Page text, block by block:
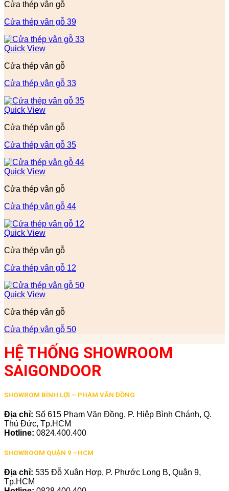
Cửa thép vân gỗ
Cửa thép vân gỗ 39
Quick View
Cửa thép vân gỗ
Cửa thép vân gỗ 33
Quick View
Cửa thép vân gỗ
Cửa thép vân gỗ 35
Quick View
Cửa thép vân gỗ
Cửa thép vân gỗ 44
Quick View
Cửa thép vân gỗ
Cửa thép vân gỗ 12
Quick View
Cửa thép vân gỗ
Cửa thép vân gỗ 50
HỆ THỐNG SHOWROOM
SAIGONDOOR
SHOWROM BÌNH LỢI – PHẠM VĂN ĐỒNG
Địa chỉ: Số 615 Phạm Văn Đồng, P. Hiệp Bình Chánh, Q.
Thủ Đức, Tp.HCM
Hotline: 0824.400.400
SHOWROOM QUẬN 9 –HCM
Địa chỉ: 535 Đỗ Xuân Hợp, P. Phước Long B, Quận 9,
Tp.HCM